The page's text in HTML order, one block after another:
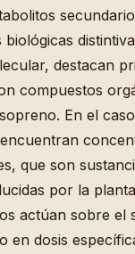
biológicas
destacan
compuestos
En el
que son
por la
actúan sobre el
en dosis